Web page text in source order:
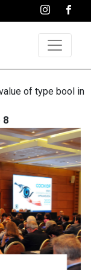
of type bool in
8